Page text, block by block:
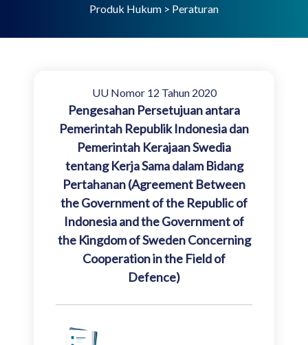
Produk Hukum > Peraturan
UU Nomor 12 Tahun 2020
Pengesahan Persetujuan antara
Pemerintah Republik Indonesia dan
Pemerintah Kerajaan Swedia
tentang Kerja Sama dalam Bidang
Pertahanan (Agreement Between
the Government of the Republic of
Indonesia and the Government of
the Kingdom of Sweden Concerning
Cooperation in the Field of
Defence)